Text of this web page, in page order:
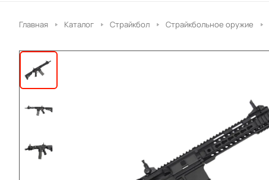
Главная Каталог Страйкбол Страйкбольное оружие